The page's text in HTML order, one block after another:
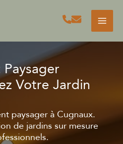
Votre Jardin
paysager à Cugnaux.
de jardins sur mesure